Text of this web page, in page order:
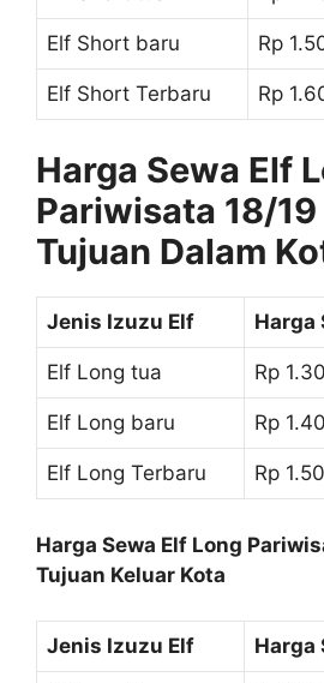
Elf Short baru Rp
Elf Short Terbaru Rp
Harga Sewa Elf
Pariwisata 18/
Tujuan Dalam
Jenis Izuzu Elf Harga
Elf Long tua Rp
Elf Long baru Rp
Elf Long Terbaru Rp
Harga Sewa Elf Long
Tujuan Keluar Kota
Jenis Izuzu Elf Harga